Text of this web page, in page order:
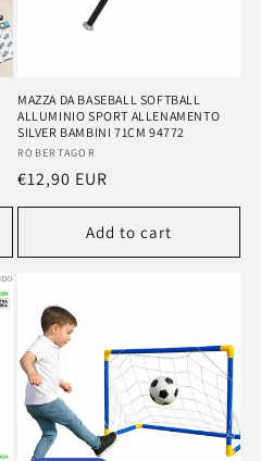
MAZZA DA BASEBALL SOFTBALL
ALLUMINIO SPORT ALLENAMENTO
SILVER BAMBINI 71CM 94772
Vendor:
ROBERTAGOR
Regular
price
€12,90 EUR
Add to cart